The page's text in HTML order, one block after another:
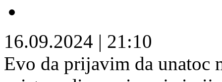
16.09.2024 | 21:10
Evo da prijavim da unatoc